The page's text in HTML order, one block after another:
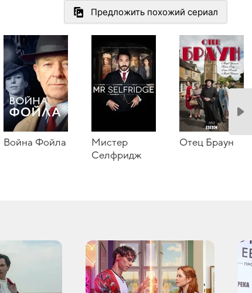
Предложить похожий сериал
Война Фойла
Мистер
Селфридж
Отец Браун